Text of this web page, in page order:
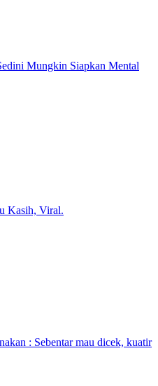
Mungkin Siapkan Mental
Kasih, Viral.
: Sebentar mau dicek, kuatir